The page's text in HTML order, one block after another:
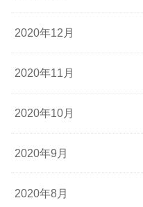
2020年12月
2020年11月
2020年10月
2020年9月
2020年8月